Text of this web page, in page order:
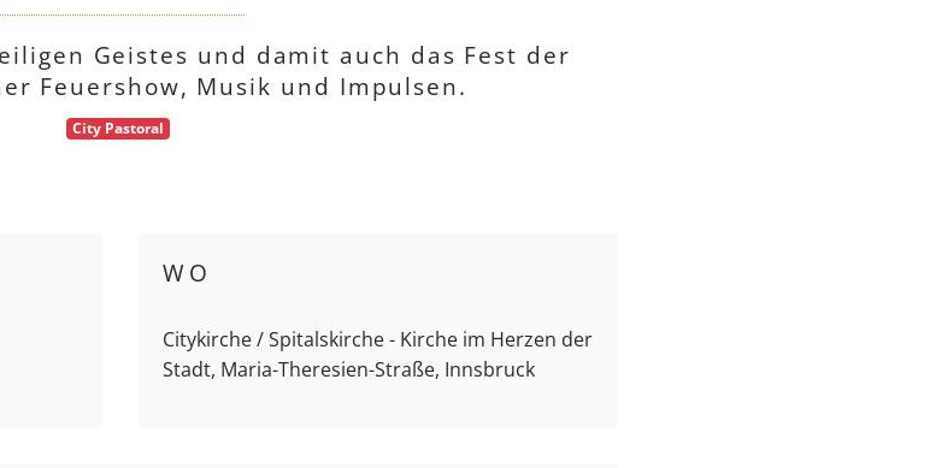
Geistes und damit auch das Fest der
Feuershow, Musik und Impulsen.
City Pastoral
WO
Citykirche / Spitalskirche - Kirche im Herzen der
Stadt, Maria-Theresien-Straße, Innsbruck